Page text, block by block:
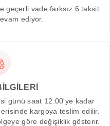
geçerli vade farksız 6 taksit
ediyor.
günü saat 12:00'ye kadar
kargoya teslim edilir.
göre değişiklik gösterir.